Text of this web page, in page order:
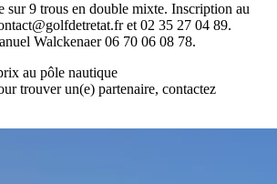
sur 9 trous en double mixte. Inscription au
et 02 35 27 04 89.
Walckenaer 06 70 06 08 78.
au pôle nautique
trouver un(e) partenaire, contactez